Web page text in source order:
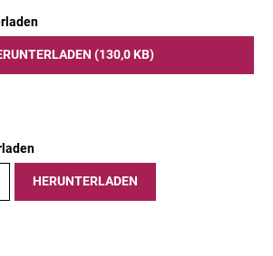
(130,0 KB)
HERUNTERLADEN